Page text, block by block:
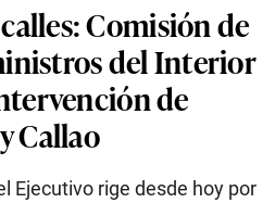
Comisión de
del Interior
de
Callao
Ejecutivo rige desde hoy por